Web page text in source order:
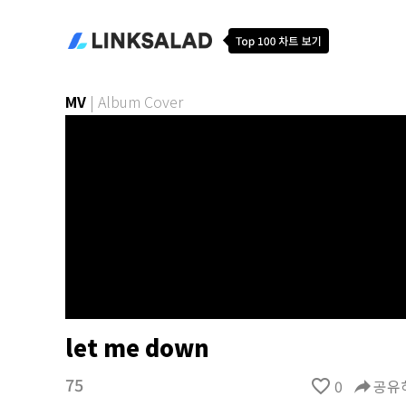
MV | Album Cover
let me down
75 favorite_border 0 reply공유